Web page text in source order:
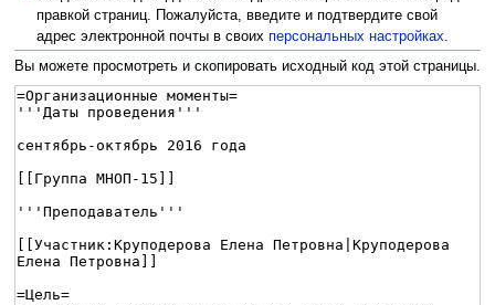
правкой страниц. Пожалуйста, введите и подтвердите свой
адрес электронной почты в своих персональных настройках
Вы можете просмотреть и скопировать исходный код этой страницы.